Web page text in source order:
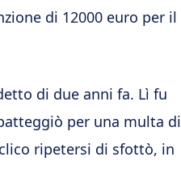
di 12000 euro per il
di due anni fa. Lì fu
per una multa di
ripetersi di sfottò, in